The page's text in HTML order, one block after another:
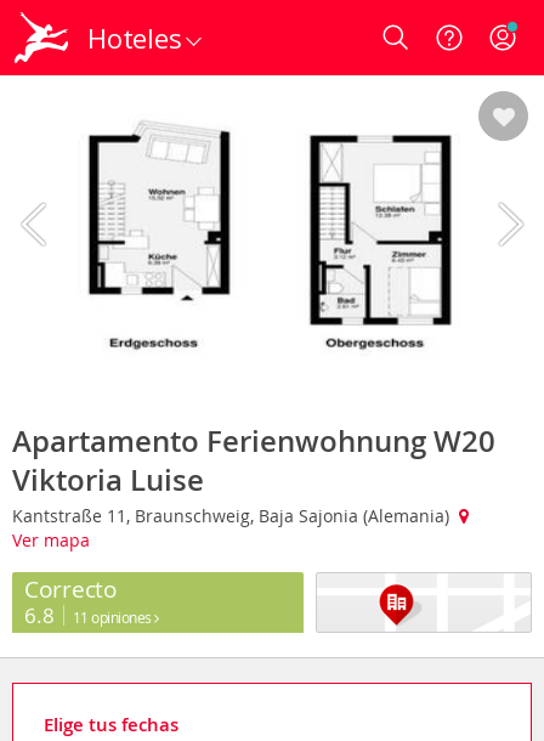
Hoteles Login
Apartamento Ferienwohnung W20
Viktoria Luise
Kantstraße 11, Braunschweig, Baja Sajonia (Alemania)
Ver mapa
Correcto
6.8 11 opiniones
Elige tus fechas